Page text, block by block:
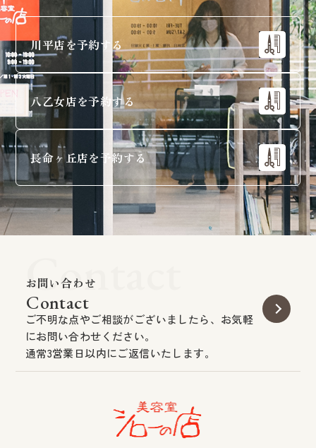
川平店を予約する
八乙女店を予約する
長命ヶ丘店を予約する
Contact
お問い合わせ
Contact
ご不明な点やご相談がございましたら、お気軽
にお問い合わせください。
通常3営業日以内にご返信いたします。